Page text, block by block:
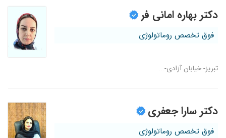
دکتر بهاره امانی فر
فوق تخصص روماتولوژی
تبریز- خیابان آزادی-...
دکتر سارا جعفری
فوق تخصص روماتولوژی